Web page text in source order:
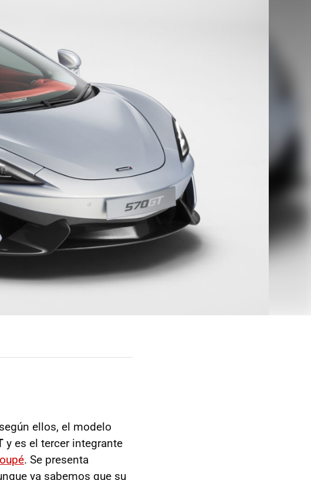
ellos, el modelo
y es el tercer integrante
. Se presenta
ya sabemos que su